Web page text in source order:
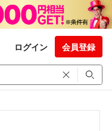
ログイン 会員登録